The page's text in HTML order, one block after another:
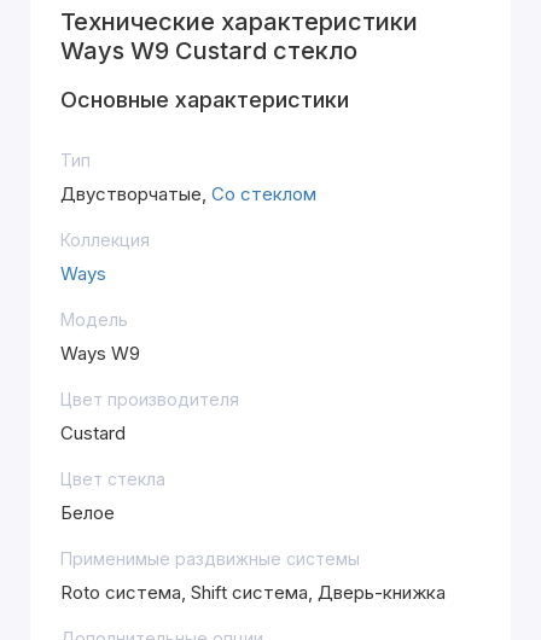
Технические характеристики
Ways W9 Custard стекло
Основные характеристики
Тип
Двустворчатые, Со стеклом
Коллекция
Ways
Модель
Ways W9
Цвет производителя
Custard
Цвет стекла
Белое
Применимые раздвижные системы
Roto система, Shift система, Дверь-книжка